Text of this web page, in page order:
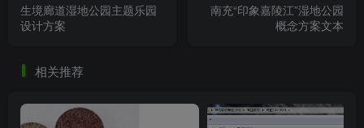
生境廊道湿地公园主题乐园
设计方案
南充“印象嘉陵江”湿地公园
概念方案文本
相关推荐